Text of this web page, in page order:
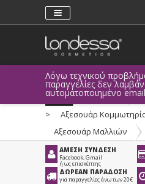
Λόγω τεχνικού
παραγγελίες δεν
αυτοματοποιημένο
Προϊόντα >
>
Αξεσουάρ
Αξεσουάρ Μαλλιών
>
ΑΜΕΣΗ ΣΥΝΔΕΣΗ
Facebook, Gmail
ή ως επισκέπτης
ΔΩΡΕΑΝ ΠΑΡΑΔΟΣΗ
για παραγγελίες άνω των 20€